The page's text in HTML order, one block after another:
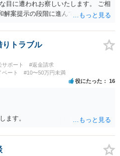
目に遭われお察しいたします。 ご相
解案提示の段階に進んでいるとなる
を拝見しないと適切な回答は難しい
くの法律事務所でセカンドオピニオ
りトラブル
ポート
#返金請求
ート #10〜50万円未満
役にたった 16
ます。